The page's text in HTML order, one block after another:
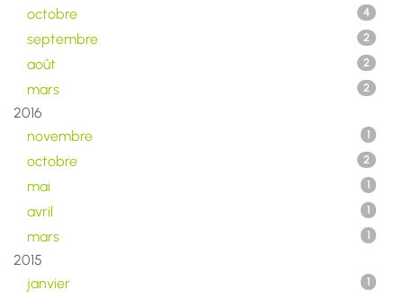
octobre
4
septembre 2
août 2
mars 2
2016
novembre
1
octobre 2
mai 1
avril 1
mars 1
2015
janvier
1